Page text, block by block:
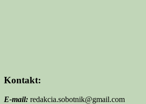
Kontakt:
E-mail: redakcia.sobotnik@gmail.com